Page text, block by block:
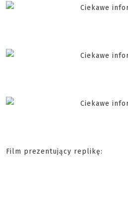
Film prezentujący replikę: